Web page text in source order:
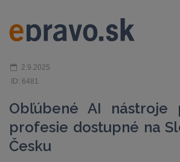
2.9.2025
ID: 6481
Obľúbené AI nástroje
profesie dostupné na
Česku